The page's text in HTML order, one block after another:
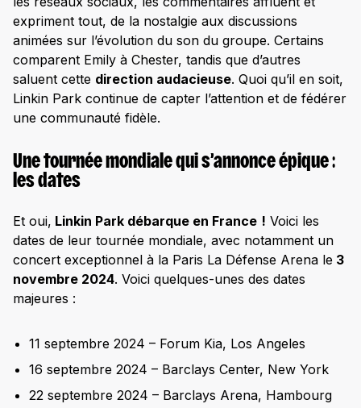
expriment tout, de la nostalgie aux discussions
animées sur l’évolution du son du groupe. Certains
comparent Emily à Chester, tandis que d’autres
saluent cette direction audacieuse. Quoi qu’il en soit,
Linkin Park continue de capter l’attention et de fédérer
une communauté fidèle.
Une tournée mondiale qui s’annonce épique :
les dates
Et oui, Linkin Park débarque en France ! Voici les
dates de leur tournée mondiale, avec notamment un
concert exceptionnel à la Paris La Défense Arena le 3
novembre 2024. Voici quelques-unes des dates
majeures :
11 septembre 2024 – Forum Kia, Los Angeles
16 septembre 2024 – Barclays Center, New York
22 septembre 2024 – Barclays Arena, Hambourg